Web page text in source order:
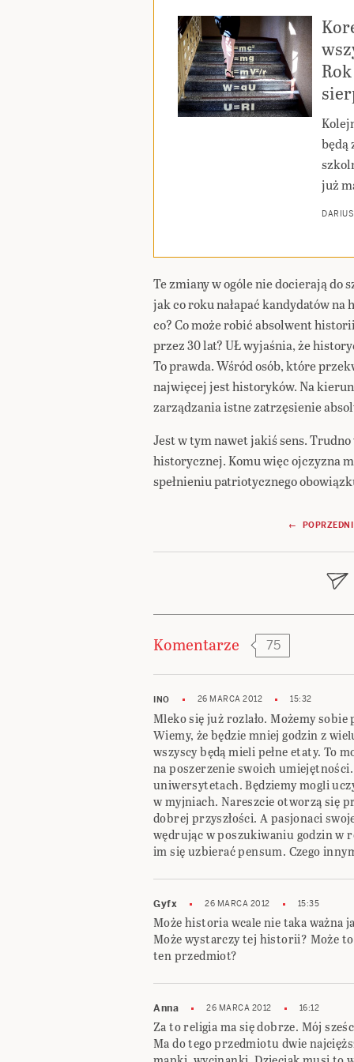
będą
już
Te zmiany w ogóle nie docierają do
jak co roku nałapać kandydatów na
co? Co może robić absolwent
przez 30 lat? UŁ wyjaśnia, że
To prawda. Wśród osób, które
najwięcej jest historyków. Na
zarządzania istne zatrzęsienie
Jest w tym nawet jakiś sens.
historycznej. Komu więc ojczyzna
spełnieniu patriotycznego
wpisu
← POPRZEDNI
Komentarze 75
INO 26 MARCA 2012 15:32
Mleko się już rozlało. Możemy
Wiemy, że będzie mniej godzin z
wszyscy będą mieli pełne etaty. To
na poszerzenie swoich
uniwersytetach. Będziemy mogli
w myjniach. Nareszcie otworzą się
dobrej przyszłości. A pasjonaci
wędrując w poszukiwaniu godzin w
im się uzbierać pensum. Czego
Gyfx 26 MARCA 2012 15:35
Może historia wcale nie taka ważna
Może wystarczy tej historii? Może
ten przedmiot?
Anna 26 MARCA 2012 16:12
Za to religia ma się dobrze. Mój
Ma do tego przedmiotu dwie